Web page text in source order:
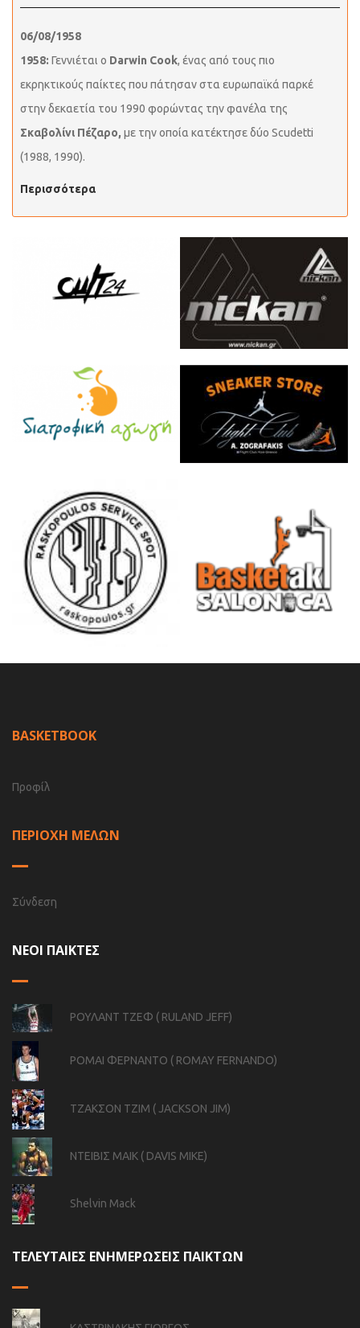
06/08/1958
1958: Γεννιέται ο Darwin Cook, ένας από τους πιο
εκρηκτικούς παίκτες που πάτησαν στα ευρωπαϊκά παρκέ
στην δεκαετία του 1990 φορώντας την φανέλα της
Σκαβολίνι Πέζαρο, με την οποία κατέκτησε δύο Scudetti
(1988, 1990).
Περισσότερα
BASKETBOOK
Προφίλ
ΠΕΡΙΟΧΗ ΜΕΛΩΝ
Σύνδεση
ΝΕΟΙ ΠΑΙΚΤΕΣ
ΡΟΥΛΑΝΤ ΤΖΕΦ ( RULAND JEFF)
ΡΟΜΑΙ ΦΕΡΝΑΝΤΟ ( ROMAY FERNANDO)
ΤΖΑΚΣΟΝ ΤΖΙΜ ( JACKSON JIM)
ΝΤΕΙΒΙΣ ΜΑΙΚ ( DAVIS MIKE)
Shelvin Mack
ΤΕΛΕΥΤΑΙΕΣ ΕΝΗΜΕΡΩΣΕΙΣ ΠΑΙΚΤΩΝ